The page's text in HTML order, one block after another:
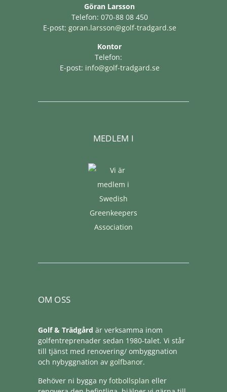
Göran Larsson
Telefon: 070-88 08 450
E-post: goran.larsson@golf-tradgard.se
Kontor
Telefon:
E-post: info@golf-tradgard.se
MEDLEM I
OM OSS
Golf & Trädgård är verksamma inom
golfentreprenader sedan 1980-talet. Vi står
till tjänst med renovering/ ombyggnation
och nybyggnation av golfbanor.
Behöver ni bygga ny fotbollsplan eller